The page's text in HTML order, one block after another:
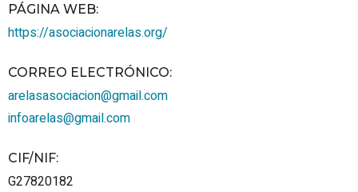
PÁGINA WEB:
https://asociacionarelas.org/
CORREO ELECTRÓNICO:
arelasasociacion@gmail.com
infoarelas@gmail.com
CIF/NIF:
G27820182